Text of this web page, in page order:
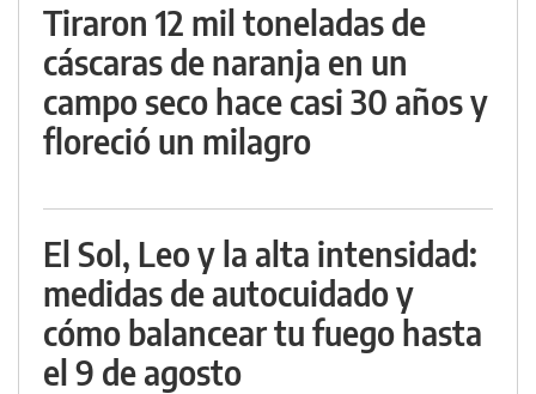
Tiraron 12 mil toneladas de
cáscaras de naranja en un
campo seco hace casi 30 años y
floreció un milagro
El Sol, Leo y la alta intensidad:
medidas de autocuidado y
cómo balancear tu fuego hasta
el 9 de agosto